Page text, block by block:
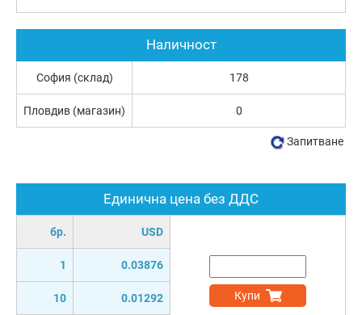
Единична цена без ДДС
бр. USD
1 0.03876
10 0.01292 Купи
Наличност
София (склад) 178
Пловдив (магазин) 0
Запитване